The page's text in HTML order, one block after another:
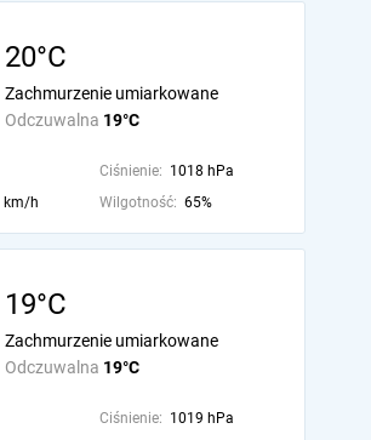
20°C
Odczuwalna 19°C
Zachmurzenie umiarkowane
Ciśnienie: 1018 hPa
km/h Wilgotność: 65%
19°C
Odczuwalna 19°C
Zachmurzenie umiarkowane
Ciśnienie: 1019 hPa